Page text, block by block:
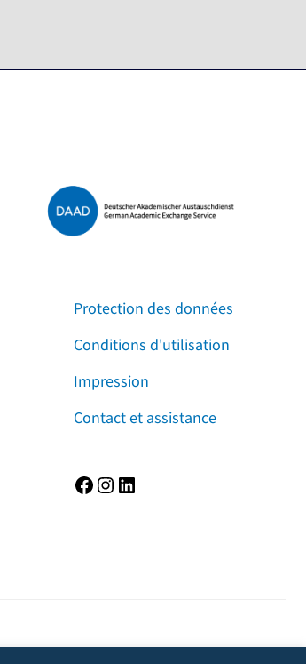
Protection des données
Conditions d'utilisation
Impression
Contact et assistance
Facebook Instagram